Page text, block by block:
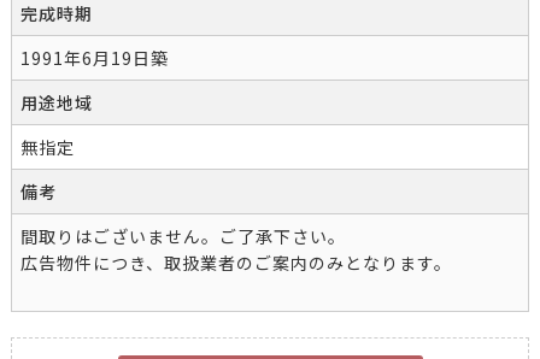
完成時期
1991年6月19日築
用途地域
無指定
備考
間取りはございません。ご了承下さい。
広告物件につき、取扱業者のご案内のみとなります。